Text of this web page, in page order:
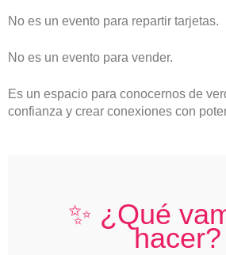
No es un evento para repartir tarjetas.
No es un evento para vender.
Es un espacio para conocernos de
confianza y crear conexiones con
✨ ¿Qué
hacer?